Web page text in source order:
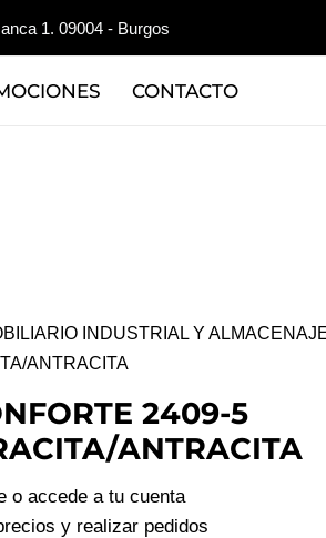
1. 09004 - Burgos
CONTACTO
INDUSTRIAL Y
ANTRACITA
2409-5
ANTRACITA
o accede a tu cuenta
y realizar pedidos